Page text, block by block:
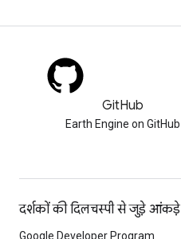
GitHub
Earth Engine on GitHub
दर्शकों की दिलचस्पी से जुड़े आंकड़े
Google Developer Program